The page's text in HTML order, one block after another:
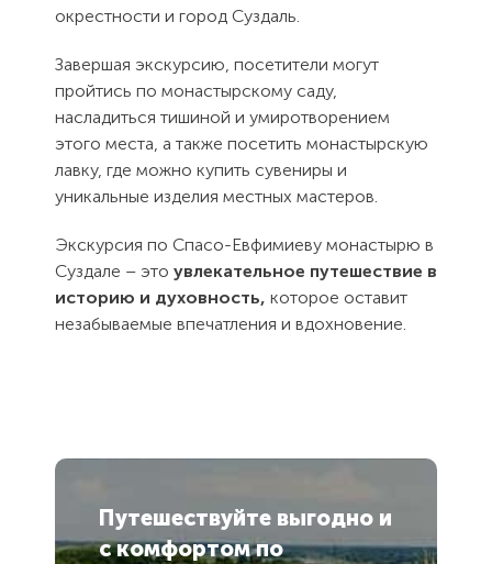
Сообщение
Сообщение
перезвоним.
окрестности и город Суздаль.
Завершая экскурсию, посетители могут
пройтись по монастырскому саду,
насладиться тишиной и умиротворением
этого места, а также посетить монастырскую
лавку, где можно купить сувениры и
уникальные изделия местных мастеров.
Экскурсия по Спасо-Евфимиеву монастырю в
Суздале – это увлекательное путешествие в
историю и духовность, которое оставит
незабываемые впечатления и вдохновение.
Путешествуйте выгодно и
с комфортомпо